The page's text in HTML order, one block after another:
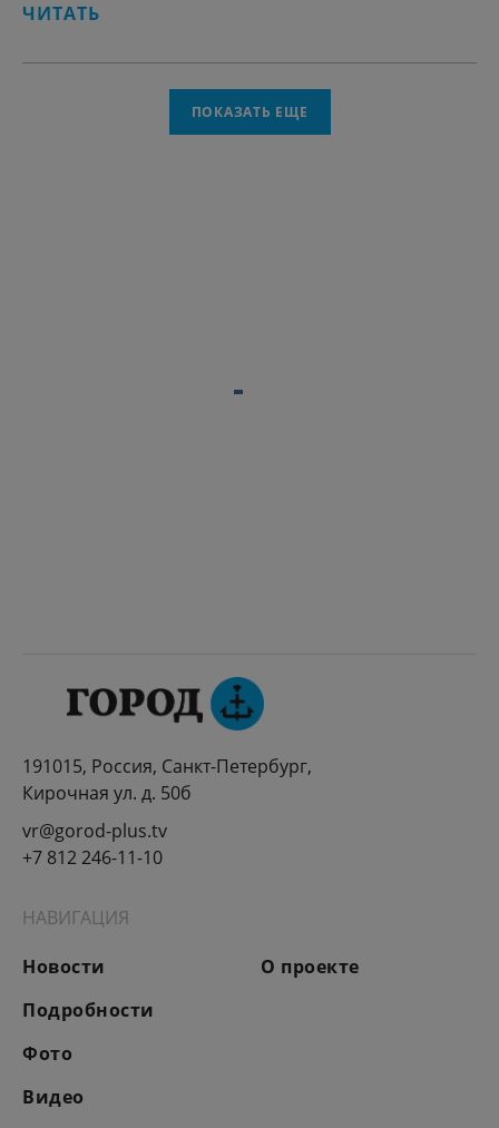
ЧИТАТЬ
ПОКАЗАТЬ ЕЩЕ
191015, Россия, Санкт-Петербург,
Кирочная ул. д. 50б
vr@gorod-plus.tv
+7 812 246-11-10
НАВИГАЦИЯ
Новости
Подробности
Фото
Видео
О проекте